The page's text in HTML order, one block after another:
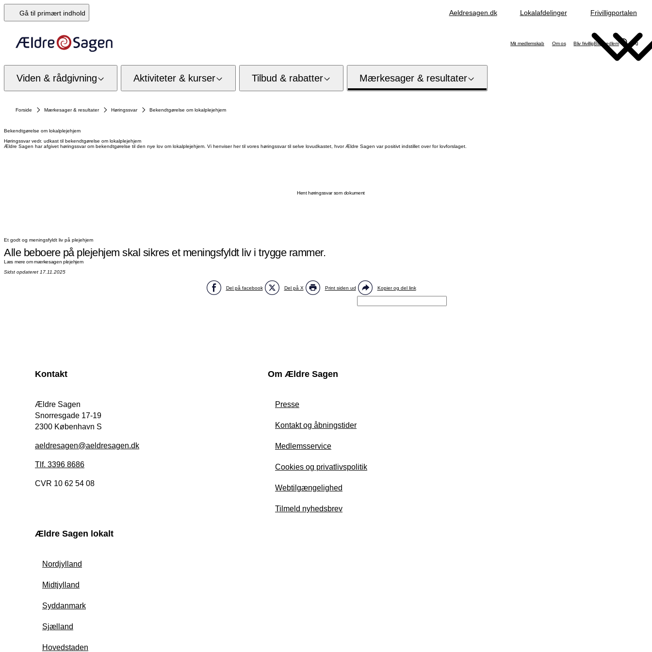
Gå til primært indhold Aeldresagen.dk Lokalafdelinger Frivilligportalen
Mit medlemskab Om os Bliv frivilligBliv medlem Søg
Viden & rådgivning Aktiviteter & kurser Tilbud & rabatter Mærkesager & resultater
Forside Mærkesager & resultater Høringssvar Bekendtgørelse om lokalplejehjem
Bekendtgørelse om lokalplejehjem
Høringssvar vedr. udkast til bekendtgørelse om lokalplejehjem
Ældre Sagen har afgivet høringssvar om bekendtgørelse til den nye lov om lokalplejehjem. Vi henviser her til vores høringssvar til selve lovudkastet, hvor Ældre Sagen var positivt indstillet over for lovforslaget.
Hent høringssvar som dokument
Et godt og meningsfyldt liv på plejehjem
Alle beboere på plejehjem skal sikres et meningsfyldt liv i trygge rammer.
Læs mere om mærkesagen plejehjem
Sidst opdateret 17.11.2025
Del på facebook Del på X Print siden ud Kopier og del link
Kontakt
Ældre Sagen
Snorresgade 17-19
2300 København S
aeldresagen@aeldresagen.dk
Tlf. 3396 8686
CVR 10 62 54 08
Om Ældre Sagen
Presse
Kontakt og åbningstider
Medlemsservice
Cookies og privatlivspolitik
Webtilgængelighed
Tilmeld nyhedsbrev
Ældre Sagen lokalt
Nordjylland
Midtjylland
Syddanmark
Sjælland
Hovedstaden